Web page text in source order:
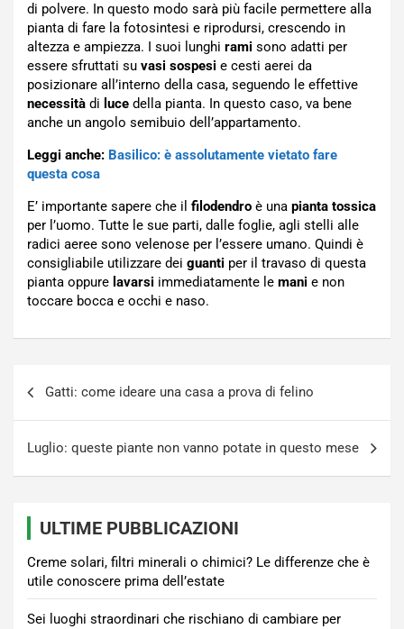
di polvere. In questo modo sarà più facile permettere alla
pianta di fare la fotosintesi e riprodursi, crescendo in
altezza e ampiezza. I suoi lunghi rami sono adatti per
essere sfruttati su vasi sospesi e cesti aerei da
posizionare all’interno della casa, seguendo le effettive
necessità di luce della pianta. In questo caso, va bene
anche un angolo semibuio dell’appartamento.
Leggi anche: Basilico: è assolutamente vietato fare
questa cosa
E’ importante sapere che il filodendro è una pianta tossica
per l’uomo. Tutte le sue parti, dalle foglie, agli stelli alle
radici aeree sono velenose per l’essere umano. Quindi è
consigliabile utilizzare dei guanti per il travaso di questa
pianta oppure lavarsi immediatamente le mani e non
toccare bocca e occhi e naso.
Gatti: come ideare una casa a prova di felino
Luglio: queste piante non vanno potate in questo mese
ULTIME PUBBLICAZIONI
Creme solari, filtri minerali o chimici? Le differenze che è
utile conoscere prima dell’estate
Sei luoghi straordinari che rischiano di cambiare per